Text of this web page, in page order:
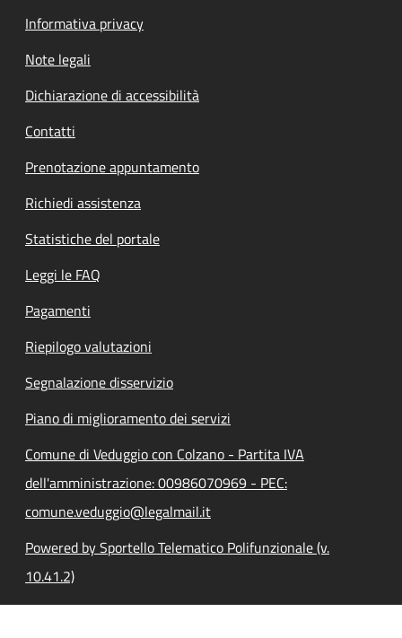
Informativa privacy
Note legali
Dichiarazione di accessibilità
Contatti
Prenotazione appuntamento
Richiedi assistenza
Statistiche del portale
Leggi le FAQ
Pagamenti
Riepilogo valutazioni
Segnalazione disservizio
Piano di miglioramento dei servizi
Comune di Veduggio con Colzano - Partita IVA
dell'amministrazione: 00986070969 - PEC:
comune.veduggio@legalmail.it
Powered by Sportello Telematico Polifunzionale (v.
10.41.2)